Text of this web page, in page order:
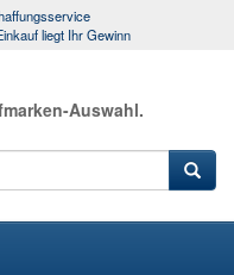
liegt Ihr Gewinn
Auswahl.